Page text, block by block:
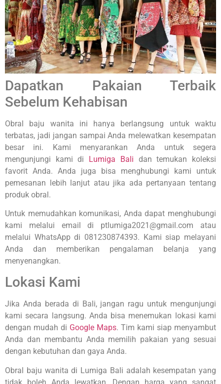
Dapatkan Pakaian Terbaik
Sebelum Kehabisan
Obral baju wanita ini hanya berlangsung untuk waktu
terbatas, jadi jangan sampai Anda melewatkan kesempatan
besar ini. Kami menyarankan Anda untuk segera
mengunjungi kami di Lumiga Bali dan temukan koleksi
favorit Anda. Anda juga bisa menghubungi kami untuk
pemesanan lebih lanjut atau jika ada pertanyaan tentang
produk obral.
Untuk memudahkan komunikasi, Anda dapat menghubungi
kami melalui email di ptlumiga2021@gmail.com atau
melalui WhatsApp di 081230874393. Kami siap melayani
Anda dan memberikan pengalaman belanja yang
menyenangkan.
Lokasi Kami
Jika Anda berada di Bali, jangan ragu untuk mengunjungi
kami secara langsung. Anda bisa menemukan lokasi kami
dengan mudah di Google Maps. Tim kami siap menyambut
Anda dan membantu Anda memilih pakaian yang sesuai
dengan kebutuhan dan gaya Anda.
Obral baju wanita di Lumiga Bali adalah kesempatan yang